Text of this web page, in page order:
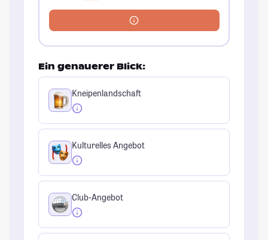
Ein genauerer Blick:
Kneipenlandschaft
Kulturelles Angebot
Club-Angebot